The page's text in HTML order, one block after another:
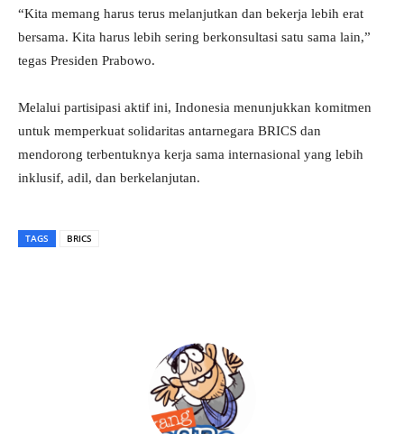
“Kita memang harus terus melanjutkan dan bekerja lebih erat
bersama. Kita harus lebih sering berkonsultasi satu sama lain,”
tegas Presiden Prabowo.
Melalui partisipasi aktif ini, Indonesia menunjukkan komitmen
untuk memperkuat solidaritas antarnegara BRICS dan
mendorong terbentuknya kerja sama internasional yang lebih
inklusif, adil, dan berkelanjutan.
TAGS BRICS